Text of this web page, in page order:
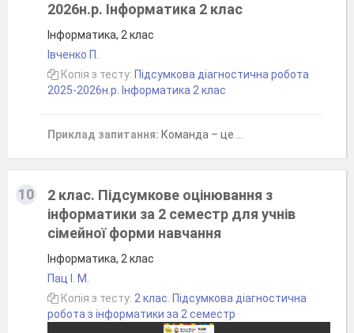
2026н.р. Інформатика 2 клас
Інформатика, 2 клас
Івченко П.
Копія з тесту: Підсумкова діагностична робота
2025-2026н.р. Інформатика 2 клас
Приклад запитання: Команда – це …
10
2 клас. Підсумкове оцінювання з
інформатики за 2 семестр для учнів
сімейної форми навчання
Інформатика, 2 клас
Пац І. М.
Копія з тесту: 2 клас. Підсумкова діагностична
робота з інформатики за 2 семестр